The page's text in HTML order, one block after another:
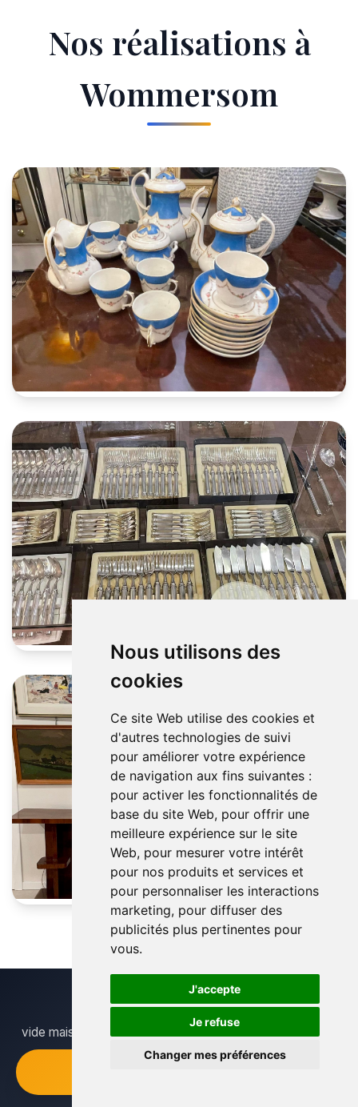
Nous utilisons des
cookies
Ce site Web utilise des cookies et
d'autres technologies de suivi
pour améliorer votre expérience
de navigation aux fins suivantes :
pour activer les fonctionnalités de
base du site Web, pour offrir une
meilleure expérience sur le site
Web, pour mesurer votre intérêt
pour nos produits et services et
pour personnaliser les interactions
marketing, pour diffuser des
publicités plus pertinentes pour
vous.
J'accepte
Je refuse
Changer mes préférences
Nos réalisations à
Wommersom
vide maison zellik